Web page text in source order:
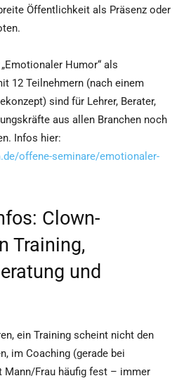
Öffentlichkeit als Präsenz oder
Humor“ als
12 Teilnehmern (nach einem
sind für Lehrer, Berater,
aus allen Branchen noch
Infos hier:
offene-seminare/emotionaler-
Clown-
Training,
und
ein Training scheint nicht den
im Coaching (gerade bei
Mann/Frau häufig fest – immer